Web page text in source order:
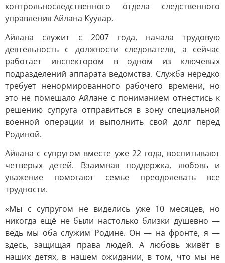
контрольноследственного отдела следственного
управления Айлана Куулар.
Айлана служит с 2007 года, начала трудовую
деятельность с должности следователя, а сейчас
работает инспектором в одном из ключевых
подразделений аппарата ведомства. Служба нередко
требует ненормированного рабочего времени, но
это не помешало Айлане с пониманием отнестись к
решению супруга отправиться в зону специальной
военной операции и выполнить свой долг перед
Родиной.
Айлана с супругом вместе уже 22 года, воспитывают
четверых детей. Взаимная поддержка, любовь и
уважение помогают семье преодолевать все
трудности.
«Мы с супругом не виделись уже 10 месяцев, но
никогда ещё не были настолько близки душевно —
ведь мы оба служим Родине. Он — на фронте, я —
здесь, защищая права людей. А любовь живёт в
наших детях, в нашем ожидании, в том, что мы не